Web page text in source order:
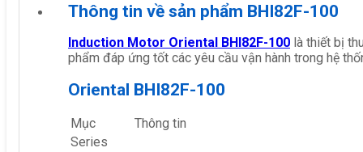
Thông tin về sản phẩm BHI82F-100
Induction Motor Oriental BHI82F-100 là thiết bị
phẩm đáp ứng tốt các yêu cầu vận hành trong hệ
Oriental BHI82F-100
Mục
Thông tin
Series